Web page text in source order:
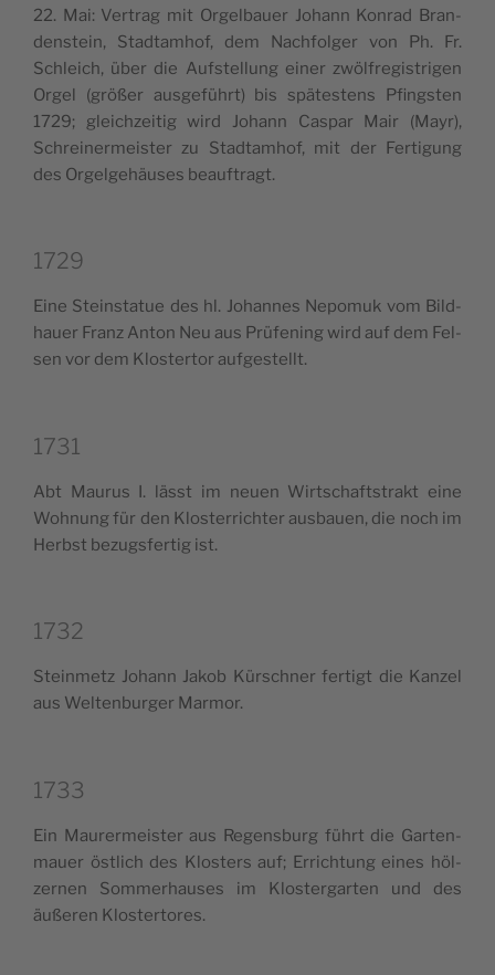
22. Mai: Ver­trag mit Orgel­bauer Johann Kon­rad Bran­
den­stein, Stad­ta­m­hof, dem Nach­fol­ger von Ph. Fr.
Schleich, über die Auf­stel­lung einer zwöl­fre­gi­stri­gen
Orgel (größer ausge­führt) bis spä­te­stens Pfing­sten
1729; glei­ch­zei­tig wird Johann Caspar Mair (Mayr),
Schrei­ner­mei­ster zu Stad­ta­m­hof, mit der Fer­ti­gung
des Orgel­ge­häu­ses beauftragt.
1729
Eine Stein­sta­tue des hl. Johan­nes Nepo­muk vom Bil­d­
hauer Franz Anton Neu aus Prü­fe­ning wird auf dem Fel­
sen vor dem Klo­ster­tor aufgestellt.
1731
Abt Mau­rus I. läs­st im neuen Wir­ts­chaf­tstrakt eine
Woh­nung für den Klo­ster­ri­ch­ter ausbauen, die noch im
Herb­st bezug­sfer­tig ist.
1732
Stein­me­tz Johann Jakob Kür­sch­ner fer­tigt die Kan­zel
aus Welt­en­bur­ger Marmor.
1733
Ein Mau­rer­mei­ster aus Regen­sburg führt die Gar­ten­
mauer östlich des Klo­sters auf; Erri­ch­tung eines höl­
zer­nen Som­me­rhau­ses im Klo­ster­gar­ten und des
äuße­ren Klostertores.